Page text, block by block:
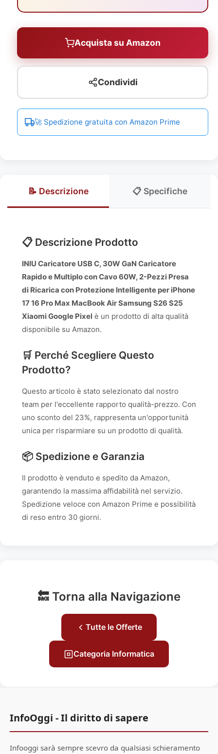
Acquista su Amazon
Condividi
🚀 Spedizione gratuita con Amazon Prime
📝 Descrizione 📋 Specifiche
📋 Descrizione Prodotto
INIU Caricatore USB C, 30W GaN Caricatore
Rapido e Multiplo con Cavo 60W, 2-Pezzi Presa
di Ricarica con Protezione Intelligente per iPhone
17 16 Pro Max MacBook Air Samsung S26 S25
Xiaomi Google Pixel è un prodotto di alta qualità
disponibile su Amazon.
🛒 Perché Scegliere Questo
Prodotto?
Questo articolo è stato selezionato dal nostro
team per l'eccellente rapporto qualità-prezzo. Con
uno sconto del 23%, rappresenta un'opportunità
unica per risparmiare su un prodotto di qualità.
📦 Spedizione e Garanzia
Il prodotto è venduto e spedito da Amazon,
garantendo la massima affidabilità nel servizio.
Spedizione veloce con Amazon Prime e possibilità
di reso entro 30 giorni.
🔙 Torna alla Navigazione
Tutte le Offerte
Categoria Informatica
InfoOggi - Il diritto di sapere
Infooggi sarà sempre scevro da qualsiasi schieramento